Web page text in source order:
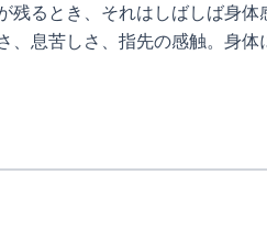
残るとき、それはしばしば身体
、息苦しさ、指先の感触。身体